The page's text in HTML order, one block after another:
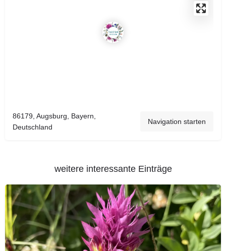
86179, Augsburg, Bayern,
Deutschland
Navigation starten
weitere interessante Einträge